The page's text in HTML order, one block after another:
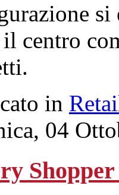
il centro
in
04